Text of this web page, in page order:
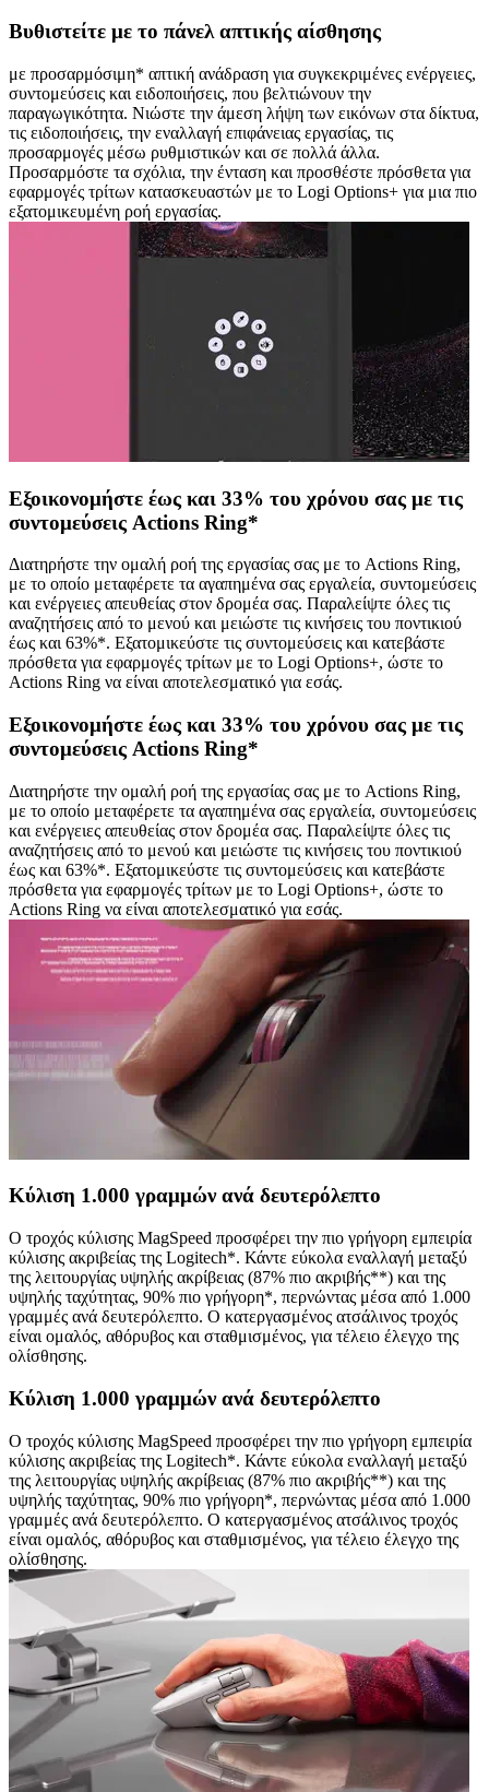
Βυθιστείτε με το πάνελ απτικής αίσθησης
με προσαρμόσιμη* απτική ανάδραση για συγκεκριμένες ενέργειες,
συντομεύσεις και ειδοποιήσεις, που βελτιώνουν την
παραγωγικότητα. Νιώστε την άμεση λήψη των εικόνων στα δίκτυα,
τις ειδοποιήσεις, την εναλλαγή επιφάνειας εργασίας, τις
προσαρμογές μέσω ρυθμιστικών και σε πολλά άλλα.
Προσαρμόστε τα σχόλια, την ένταση και προσθέστε πρόσθετα για
εφαρμογές τρίτων κατασκευαστών με το Logi Options+ για μια πιο
εξατομικευμένη ροή εργασίας.
Εξοικονομήστε έως και 33% του χρόνου σας με τις
συντομεύσεις Actions Ring*
Διατηρήστε την ομαλή ροή της εργασίας σας με το Actions Ring,
με το οποίο μεταφέρετε τα αγαπημένα σας εργαλεία, συντομεύσεις
και ενέργειες απευθείας στον δρομέα σας. Παραλείψτε όλες τις
αναζητήσεις από το μενού και μειώστε τις κινήσεις του ποντικιού
έως και 63%*. Εξατομικεύστε τις συντομεύσεις και κατεβάστε
πρόσθετα για εφαρμογές τρίτων με το Logi Options+, ώστε το
Actions Ring να είναι αποτελεσματικό για εσάς.
Εξοικονομήστε έως και 33% του χρόνου σας με τις
συντομεύσεις Actions Ring*
Διατηρήστε την ομαλή ροή της εργασίας σας με το Actions Ring,
με το οποίο μεταφέρετε τα αγαπημένα σας εργαλεία, συντομεύσεις
και ενέργειες απευθείας στον δρομέα σας. Παραλείψτε όλες τις
αναζητήσεις από το μενού και μειώστε τις κινήσεις του ποντικιού
έως και 63%*. Εξατομικεύστε τις συντομεύσεις και κατεβάστε
πρόσθετα για εφαρμογές τρίτων με το Logi Options+, ώστε το
Actions Ring να είναι αποτελεσματικό για εσάς.
Κύλιση 1.000 γραμμών ανά δευτερόλεπτο
Ο τροχός κύλισης MagSpeed προσφέρει την πιο γρήγορη εμπειρία
κύλισης ακριβείας της Logitech*. Κάντε εύκολα εναλλαγή μεταξύ
της λειτουργίας υψηλής ακρίβειας (87% πιο ακριβής**) και της
υψηλής ταχύτητας, 90% πιο γρήγορη*, περνώντας μέσα από 1.000
γραμμές ανά δευτερόλεπτο. Ο κατεργασμένος ατσάλινος τροχός
είναι ομαλός, αθόρυβος και σταθμισμένος, για τέλειο έλεγχο της
ολίσθησης.
Κύλιση 1.000 γραμμών ανά δευτερόλεπτο
Ο τροχός κύλισης MagSpeed προσφέρει την πιο γρήγορη εμπειρία
κύλισης ακριβείας της Logitech*. Κάντε εύκολα εναλλαγή μεταξύ
της λειτουργίας υψηλής ακρίβειας (87% πιο ακριβής**) και της
υψηλής ταχύτητας, 90% πιο γρήγορη*, περνώντας μέσα από 1.000
γραμμές ανά δευτερόλεπτο. Ο κατεργασμένος ατσάλινος τροχός
είναι ομαλός, αθόρυβος και σταθμισμένος, για τέλειο έλεγχο της
ολίσθησης.